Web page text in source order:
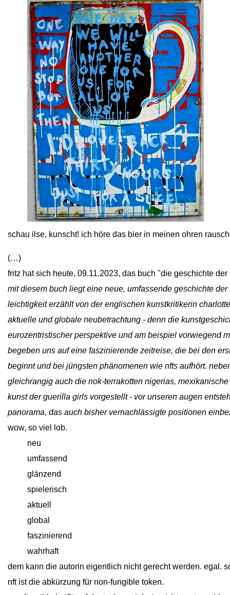
schau ilse, kunscht! ich höre das bier in meinen ohren
(…)
fritz hat sich heute, 09.11.2023, das buch "die geschichte
mit diesem buch liegt eine neue, umfassende geschichte
leichtigkeit erzählt von der englischen kunstkritikerin
aktuelle und globale neubetrachtung - denn die
eurozentristischer perspektive und am beispiel vorwiegend
begeben uns auf eine faszinierende zeitreise, die bei den
beginnt und bei jüngsten phänomenen wie nfts aufhört.
gleichrangig auch die nok-terrakotten nigerias,
kunst der guerilla girls vorgestellt - vor unseren augen
panorama, das auch bisher vernachlässigte positionen
wow, so viel lob.
neu
umfassend
glänzend
spielerisch
aktuell
global
faszinierend
wahrhaft
dem kann die autorin eigentlich nicht gerecht werden. egal.
nft ist die abkürzung für non-fungible token.